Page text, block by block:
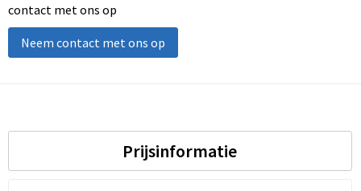
contact met ons op
Neem contact met ons op
Prijsinformatie